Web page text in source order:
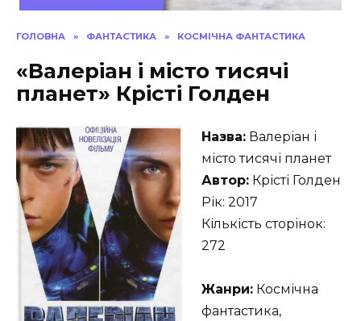
ГОЛОВНА » ФАНТАСТИКА » КОСМІЧНА ФАНТАСТИКА
«Валеріан і місто тисячі
планет» Крісті Голден
Назва: Валеріан і
місто тисячі планет
Автор: Крісті Голден
Рік: 2017
Кількість сторінок:
272
Жанри: Космічна
фантастика,